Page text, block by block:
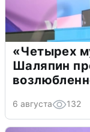
«Четырех
Шаляпин
6 августа 132